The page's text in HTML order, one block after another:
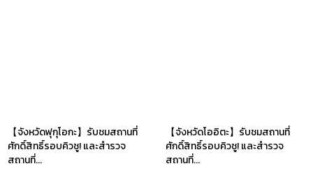
【จังหวัดฟุกุโอกะ】รับชมสถานที่
ศักดิ์สิทธิ์รอบคิวชู! และสำรวจ
สถานที่...
【จังหวัดโออิตะ】รับชมสถานที่
ศักดิ์สิทธิ์รอบคิวชู! และสำรวจ
สถานที่...